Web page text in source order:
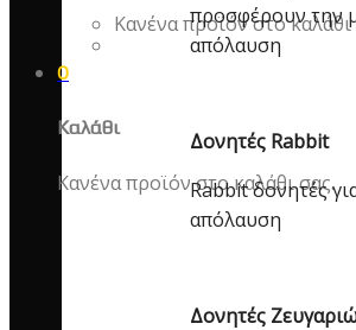
Κανένα προϊόν στο καλάθι
0
Καλάθι
Κανένα προϊόν στο καλάθι σας.
προσφέρουν την
απόλαυση
Δονητές Rabbit
Rabbit δονητές
απόλαυση
Δονητές